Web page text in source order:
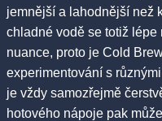
jemnější a lahodnější než
chladné vodě se totiž
nuance, proto je Cold
experimentování s
je vždy samozřejmě
hotového nápoje pak